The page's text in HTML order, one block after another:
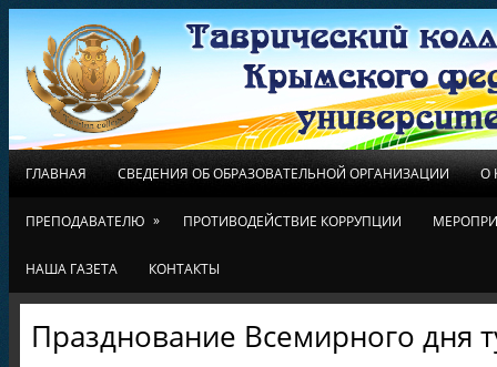
ГЛАВНАЯ СВЕДЕНИЯ ОБ ОБРАЗОВАТЕЛЬНОЙ ОРГАНИЗАЦИИ О
ПРЕПОДАВАТЕЛЮ » ПРОТИВОДЕЙСТВИЕ КОРРУПЦИИ
НАША ГАЗЕТА КОНТАКТЫ
Празднование Всемирного дня